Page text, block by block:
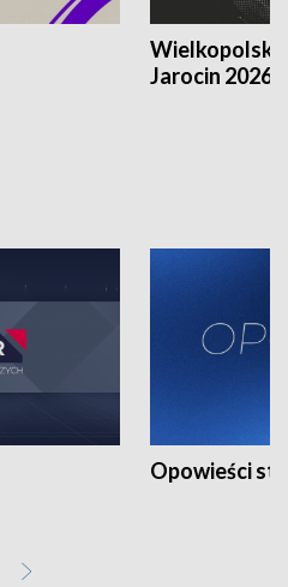
Jarocin 2026
Opowieści